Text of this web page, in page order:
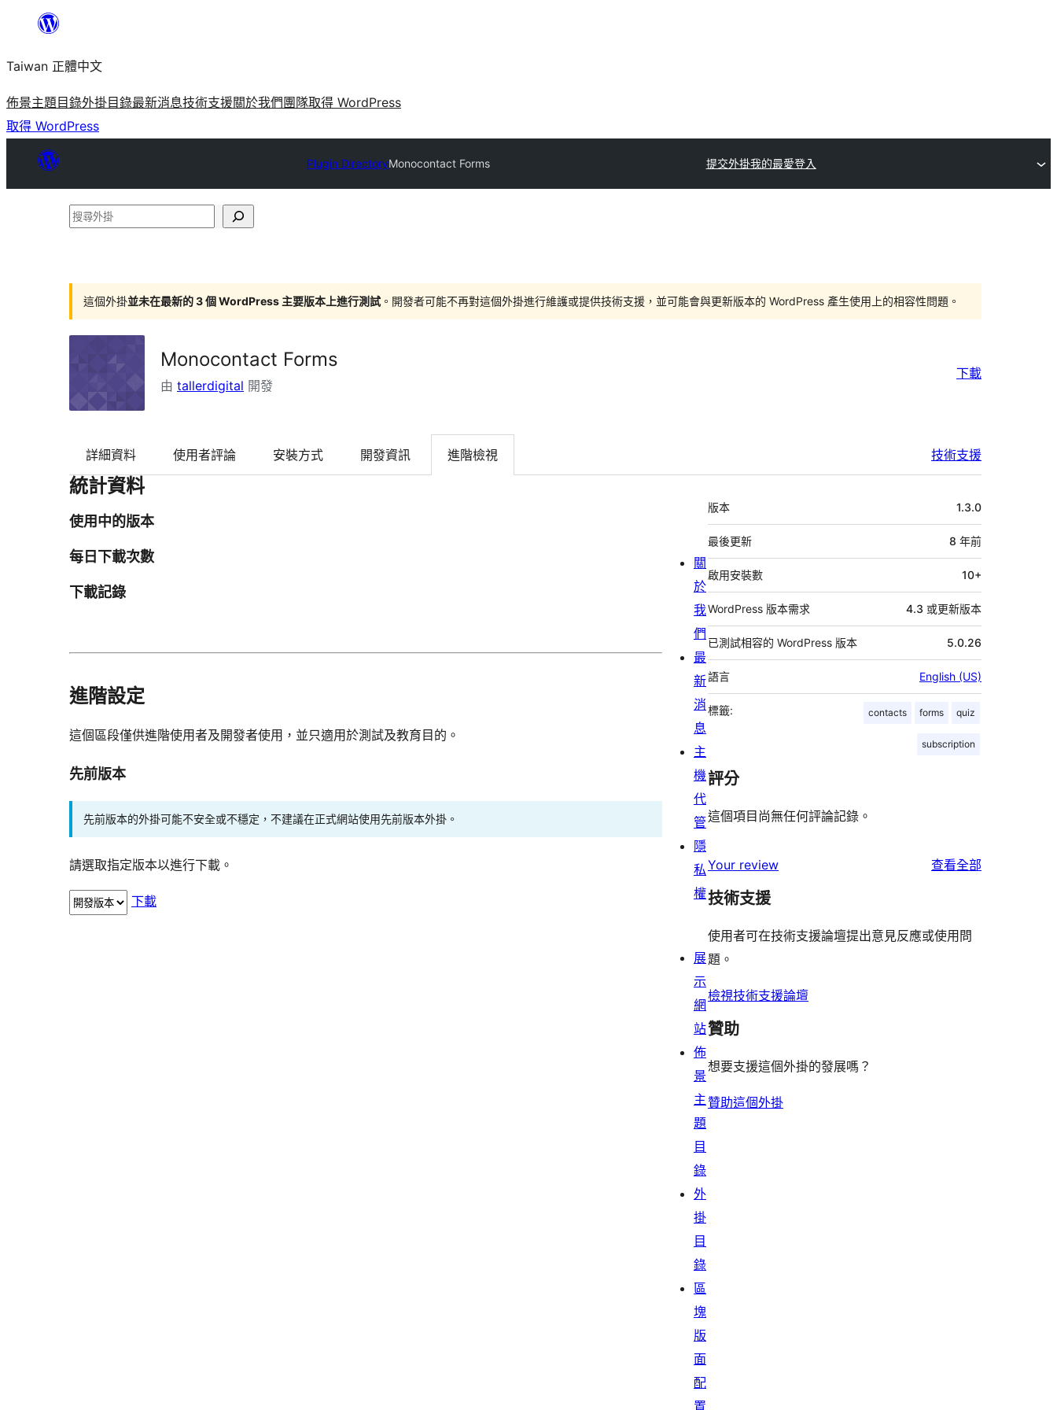
主
要
內
容
Taiwan 正體中文
佈景主題目錄外掛目錄最新消息技術支援關於我們 團隊取得 WordPress
取得 WordPress
Plugin DirectoryMonocontact Forms 提交外掛我的最愛登入
搜
掛
這個外掛並未在最新的 3 個 WordPress 主要版本上進行測試 。開發者可能不再對這個外掛進行維護或提供技術支援，並可能會與更新版本的 WordPress 產生使用上的相容性問題。
Monocontact Forms
由 tallerdigital 開發
下載
詳細資料 使用者評論 安裝方式 開發資訊 進階檢視 技術支援
統計資料
使用中的版本
每日下載次數
下載記錄
進階設定
這個區段僅供進階使用者及開發者使用，並只適用於測試及教育目的。
先前版本
先前版本的外掛可能不安全或不穩定，不建議在正式網站使用先前版本外掛。
請選取指定版本以進行下載。
下載
中
繼
資
料
版本 1.3.0
最後更新 8 年前
啟用安裝數 10+
WordPress 版本需求 4.3 或更新版本
已測試相容的 WordPress 版本 5.0.26
語言 English (US)
標籤: contacts forms quiz
subscription
評分
這個項目尚無任何評論記錄。
Your review 查看全部
技術支援
使用者可在技術支援論壇提出意見反應或使用問
題。
檢視技術支援論壇
贊助
想要支援這個外掛的發展嗎？
贊助這個外掛
關
於
我
們
最
新
消
息
主
機
代
管
隱
私
權
展
示
網
站
佈
景
主
題
目
錄
外
掛
目
錄
區
塊
版
面
配
置